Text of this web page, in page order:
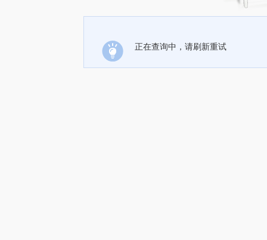
正在查询中，请刷新重试